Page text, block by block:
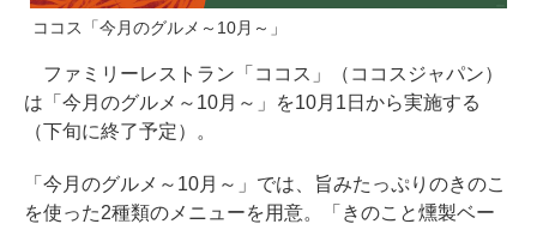
ココス「今月のグルメ～10月～」
ファミリーレストラン「ココス」（ココスジャパン）
は「今月のグルメ～10月～」を10月1日から実施する
（下旬に終了予定）。
「今月のグルメ～10月～」では、旨みたっぷりのきのこ
を使った2種類のメニューを用意。「きのこと燻製ベー